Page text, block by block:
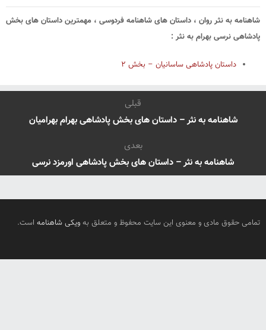
شاهنامه به نثر روان ، داستان های شاهنامه فردوسی ، مهمترین داستان های بخش
پادشاهی نرسی بهرام به نثر :
داستان پادشاهی ساسانیان – بخش ۲
قبلی
شاهنامه به نثر – داستان های بخش پادشاهی بهرام بهرامیان
بعدی
شاهنامه به نثر – داستان های بخش پادشاهی اورمزد نرسی
تمامی حقوق مادی و معنوی این سایت محفوظ و متعلق به ویکی شاهنامه است.